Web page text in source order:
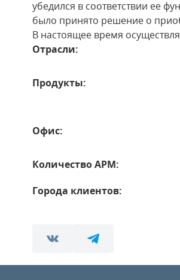
убедился в соответствии ее
было принято решение о
В настоящее время
Отрасли:
Продукты:
Офис:
Количество АРМ:
Города клиентов: